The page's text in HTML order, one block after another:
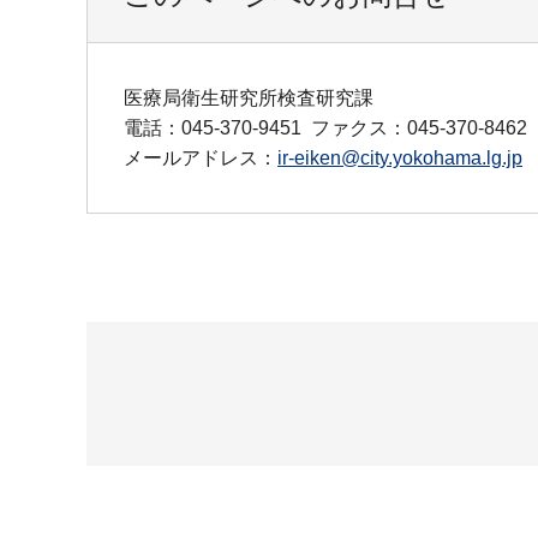
医療局衛生研究所検査研究課
電話：045-370-9451 ファクス：045-370-8462
メールアドレス： ir-eiken@city.yokohama.lg.jp